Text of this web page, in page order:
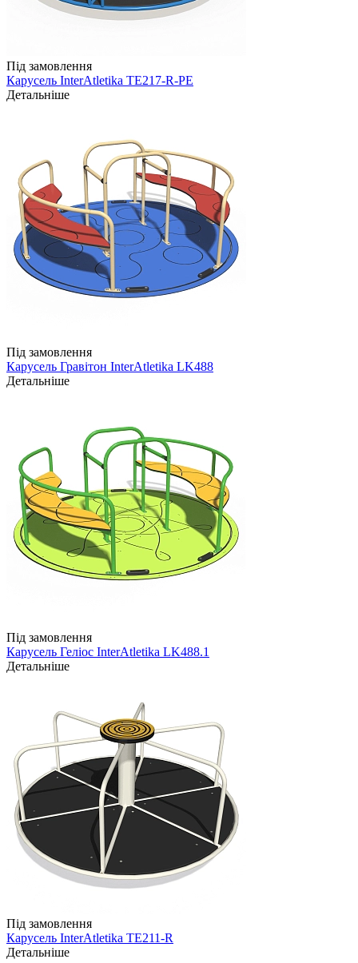
Під замовлення
Карусель InterAtletika TE217-R-PE
Детальніше
Під замовлення
Карусель Гравітон InterAtletika LK488
Детальніше
Під замовлення
Карусель Геліос InterAtletika LK488.1
Детальніше
Під замовлення
Карусель InterAtletika TE211-R
Детальніше